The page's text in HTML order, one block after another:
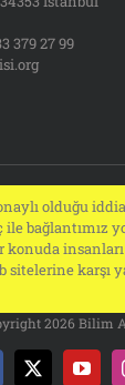
379 27 99
olduğu
ile bağlantımız
konuda
sitelerine karşı
2026 Bilim
X